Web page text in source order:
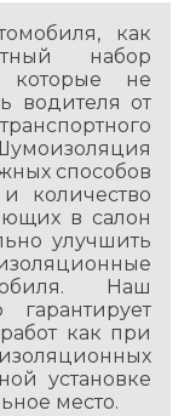
как
набор
которые не
водителя от
способов
количество
в салон
улучшить
Наш
как при
установке
место.